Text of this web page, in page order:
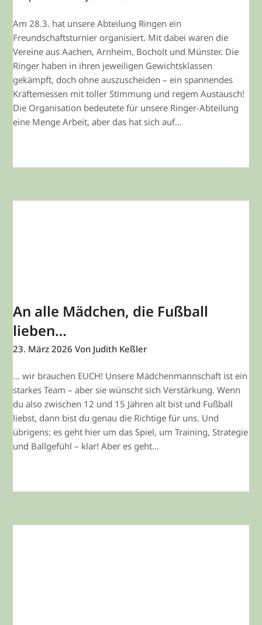
Am 28.3. hat unsere Abteilung Ringen ein
Freundschaftsturnier organisiert. Mit dabei waren die
Vereine aus Aachen, Arnheim, Bocholt und Münster. Die
Ringer haben in ihren jeweiligen Gewichtsklassen
gekämpft, doch ohne auszuscheiden – ein spannendes
Kräftemessen mit toller Stimmung und regem Austausch!
Die Organisation bedeutete für unsere Ringer-Abteilung
eine Menge Arbeit, aber das hat sich auf…
An alle Mädchen, die Fußball
lieben…
23. März 2026 Von Judith Keßler
… wir brauchen EUCH! Unsere Mädchenmannschaft ist ein
starkes Team – aber sie wünscht sich Verstärkung. Wenn
du also zwischen 12 und 15 Jahren alt bist und Fußball
liebst, dann bist du genau die Richtige für uns. Und
übrigens: es geht hier um das Spiel, um Training, Strategie
und Ballgefühl – klar! Aber es geht…